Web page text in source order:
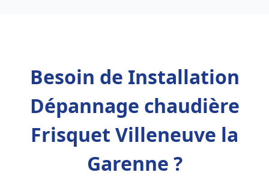
Besoin de Installation
Dépannage chaudière
Frisquet Villeneuve la
Garenne ?